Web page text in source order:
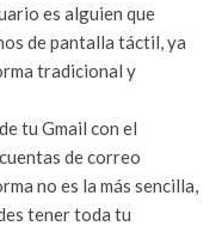
es alguien que
de pantalla táctil, ya
tradicional y
tu Gmail con el
de correo
no es la más sencilla,
tener toda tu